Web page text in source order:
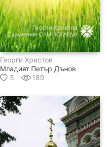
Георги Христов
Младият Петър Дънов
5
189